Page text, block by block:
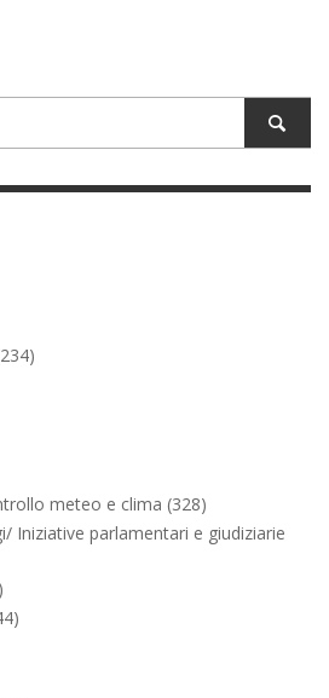
meteo e clima (328)
Iniziative parlamentari e giudiziarie